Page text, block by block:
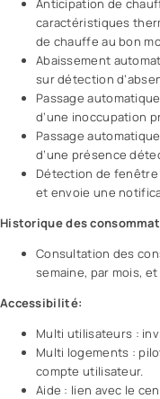
Anticipation de
caractéristiques
de chauffe au bon
Abaissement
sur détection
Passage
d’une inoccupation
Passage
d’une présence
Détection de
et envoie une
Historique des
Consultation des
semaine, par mois,
Accessibilité:
Multi utilisateurs :
Multi logements :
compte utilisateur.
Aide : lien avec le